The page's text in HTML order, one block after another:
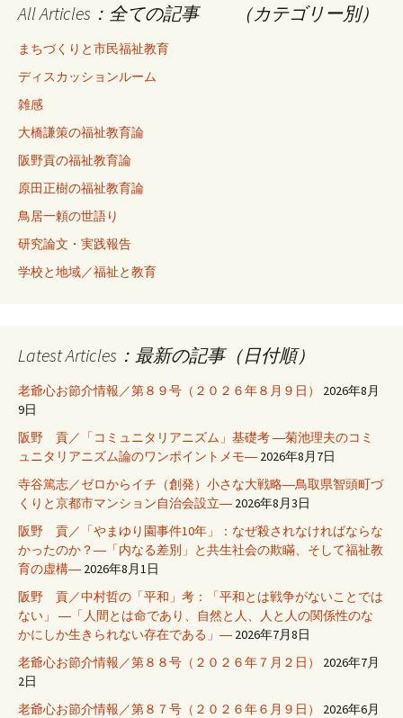
All Articles：全ての記事 （カテゴリー別）
まちづくりと市民福祉教育
ディスカッションルーム
雑感
大橋謙策の福祉教育論
阪野貢の福祉教育論
原田正樹の福祉教育論
鳥居一頼の世語り
研究論文・実践報告
学校と地域／福祉と教育
Latest Articles：最新の記事（日付順）
老爺心お節介情報／第８９号（２０２６年８月９日）
2026年8月
9日
阪野 貢／「コミュニタリアニズム」基礎考 ―菊池理夫のコミ
ュニタリアニズム論のワンポイントメモ― 2026年8月7日
寺谷篤志／ゼロからイチ（創発）小さな大戦略―鳥取県智頭町づ
くりと京都市マンション自治会設立― 2026年8月3日
阪野 貢／「やまゆり園事件10年」：なぜ殺されなければならな
かったのか？―「内なる差別」と共生社会の欺瞞、そして福祉教
育の虚構― 2026年8月1日
阪野 貢／中村哲の「平和」考：「平和とは戦争がないことでは
ない」 ―「人間とは命であり、自然と人、人と人の関係性のな
かにしか生きられない存在である」― 2026年7月8日
老爺心お節介情報／第８８号（２０２６年７月２日）
2026年7月
2日
老爺心お節介情報／第８７号（２０２６年６月９日）
2026年6月